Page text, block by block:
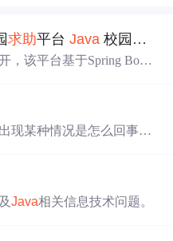
求助平台Java 校园互助
，该平台基于Spring Boot
校园
道。
现某种情况是怎么回事，
Java相关信息技术问题。